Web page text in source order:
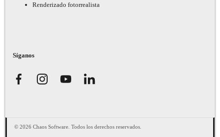
Renderizado fotorrealista
Síganos
© 2026 Chaos Software. Todos los derechos reservados.